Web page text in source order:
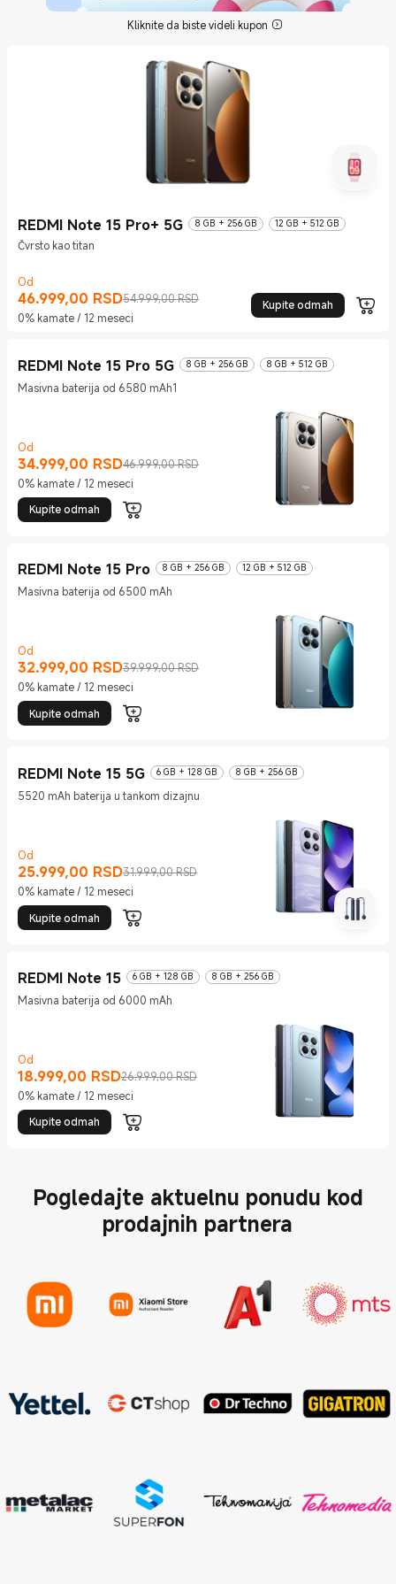
Kliknite da biste videli kupon
REDMI Note 15 Pro+ 5G 8 GB + 256 GB 12 GB + 512 GB
Čvrsto kao titan
Od
46.999,00 RSD
Current Price RSD4699954.999,00 RSD
Tržišna cena 54.999,00 RSD
0% kamate / 12 meseci
Kupite odmah
REDMI Note 15 Pro 5G 8 GB + 256 GB 8 GB + 512 GB
Masivna baterija od 6580 mAh1
Od
34.999,00 RSD
Current Price RSD3499946.999,00 RSD
Tržišna cena 46.999,00 RSD
0% kamate / 12 meseci
Kupite odmah
REDMI Note 15 Pro 8 GB + 256 GB 12 GB + 512 GB
Masivna baterija od 6500 mAh
Od
32.999,00 RSD
Current Price RSD3299939.999,00 RSD
Tržišna cena 39.999,00 RSD
0% kamate / 12 meseci
Kupite odmah
REDMI Note 15 5G 6 GB + 128 GB 8 GB + 256 GB
5520 mAh baterija u tankom dizajnu
Od
25.999,00 RSD
Current Price RSD2599931.999,00 RSD
Tržišna cena 31.999,00 RSD
0% kamate / 12 meseci
Kupite odmah
REDMI Note 15 6 GB + 128 GB 8 GB + 256 GB
Masivna baterija od 6000 mAh
Od
18.999,00 RSD
Current Price RSD1899926.999,00 RSD
Tržišna cena 26.999,00 RSD
0% kamate / 12 meseci
Kupite odmah
Pogledajte aktuelnu ponudu kod
prodajnih partnera